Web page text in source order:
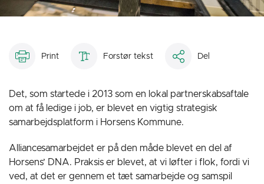
Print Forstør tekst Del
Det, som startede i 2013 som en lokal partnerskabsaftale
om at få ledige i job, er blevet en vigtig strategisk
samarbejdsplatform i Horsens Kommune.
Alliancesamarbejdet er på den måde blevet en del af
Horsens’ DNA. Praksis er blevet, at vi løfter i flok, fordi vi
ved, at det er gennem et tæt samarbejde og samspil